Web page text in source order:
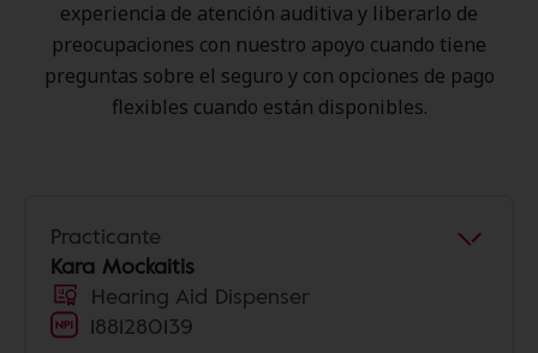
experiencia de atención auditiva y liberarlo de
preocupaciones con nuestro apoyo cuando tiene
preguntas sobre el seguro y con opciones de pago
flexibles cuando están disponibles.
Practicante
Kara Mockaitis
Hearing Aid Dispenser
1881280139